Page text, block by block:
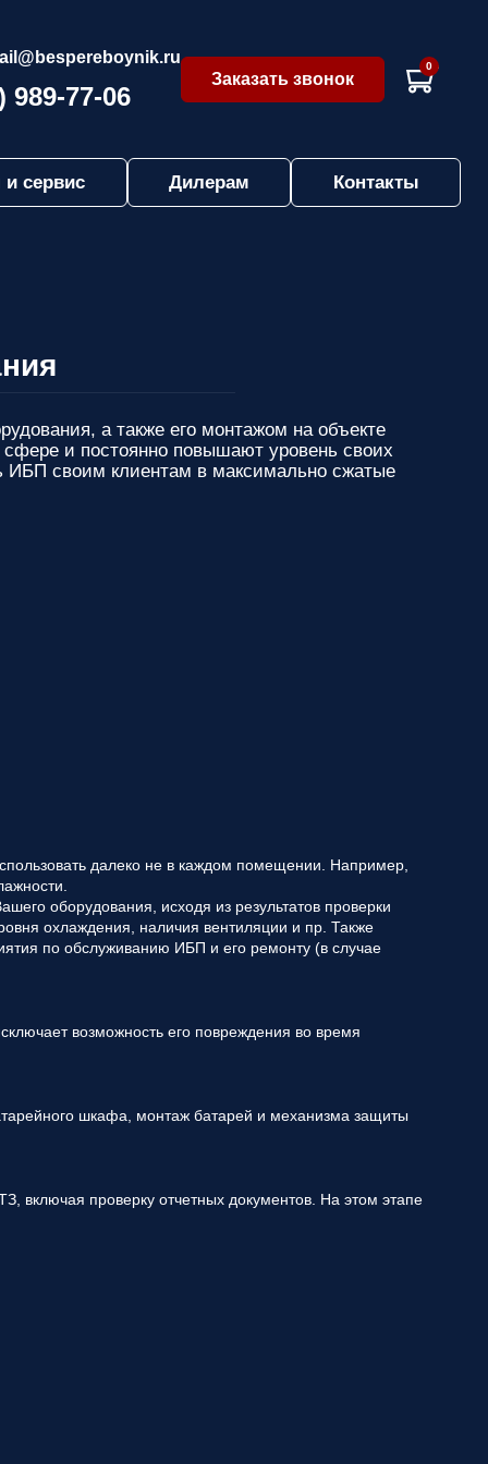
989-77-06
Заказать звонок
0
и сервис Дилерам Контакты
а также его монтажом на объекте
и постоянно повышают уровень своих
ИБП своим клиентам в максимально сжатые
далеко не в каждом помещении. Например,
оборудования, исходя из результатов проверки
охлаждения, наличия вентиляции и пр. Также
по обслуживанию ИБП и его ремонту (в случае
возможность его повреждения во время
шкафа, монтаж батарей и механизма защиты
включая проверку отчетных документов. На этом этапе